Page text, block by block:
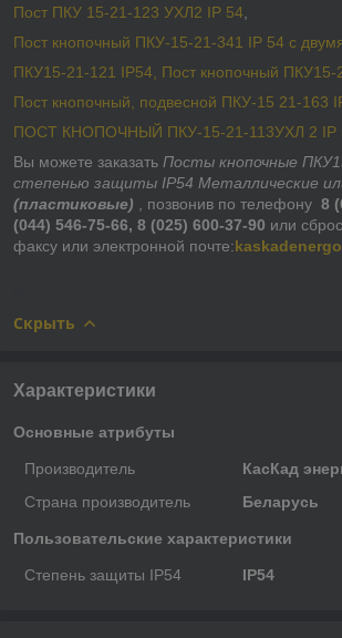
Пост ПКУ 15-21-123 УХЛ2 IP 54
Пост кнопочный ПКУ-15-21-341 IP 54 с
ПКУ15-21-121 IP54, Пост кнопочный ПКУ15-
Пост кнопочный, подвесной ПКУ-15 21-163
ПОСТ КНОПОЧНЫЙ ПКУ-15-21-113УХЛ 2 IP
Вы можете заказать Посты кнопочные
степенью защиты IP54 Металлические
(пластиковые) , позвонив по телефону 8
(044) 546-75-66, 8 (025) 600-37-90 или
факсу или электронной почте:
Скрыть
Характеристики
Основные атрибуты
Производитель
КасКад
Страна производитель
Беларусь
Пользовательские характеристики
Степень защиты IP54 IP54